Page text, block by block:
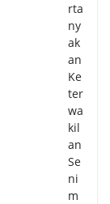
rta
ny
ak
an
Ke
ter
wa
kil
an
Se
ni
m